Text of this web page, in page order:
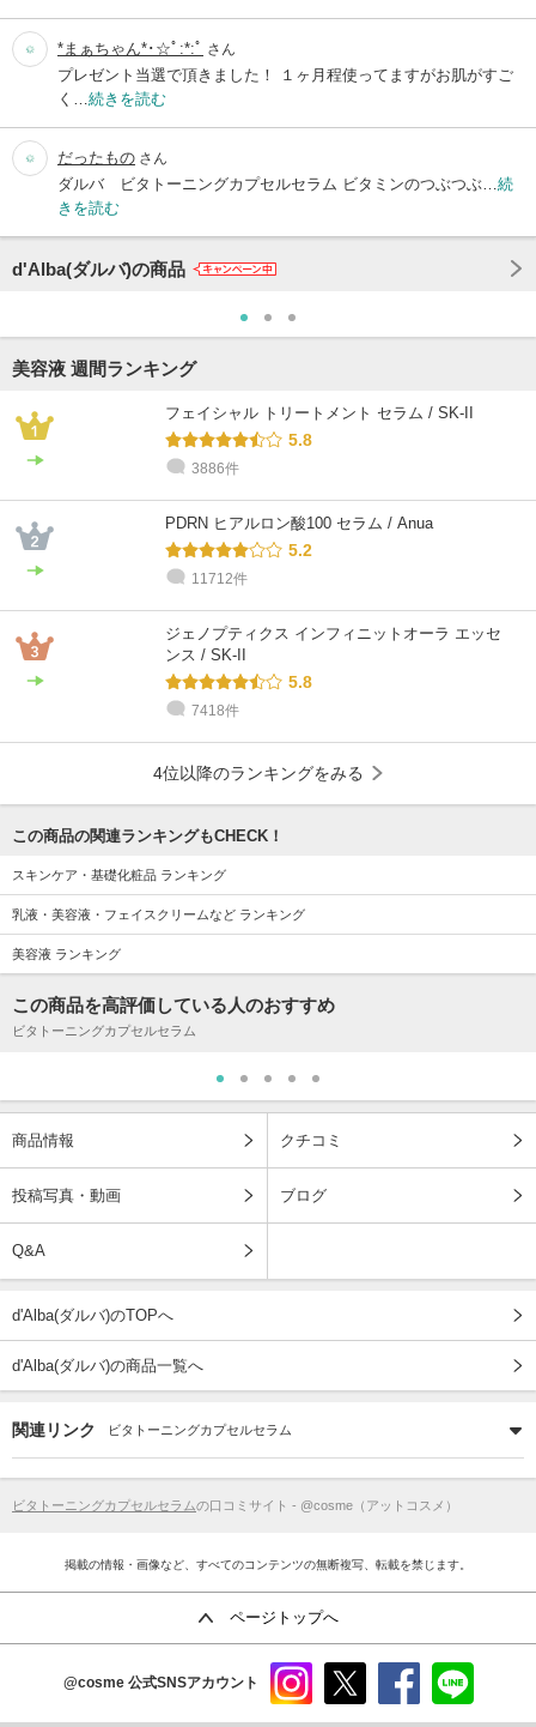
*まぁちゃん*･☆ﾟ:*:ﾟ さん
プレゼント当選で頂きました！ １ヶ月程使ってますがお肌がすご
く… 続きを読む
だったもの さん
ダルバ ビタトーニングカプセルセラム ビタミンのつぶつぶ… 続
きを読む
d'Alba(ダルバ)の商品
美容液 週間ランキング
フェイシャル トリートメント セラム / SK-II
5.8
3886件
PDRN ヒアルロン酸100 セラム / Anua
5.2
11712件
ジェノプティクス インフィニットオーラ エッセ
ンス / SK-II
5.8
7418件
4位以降のランキングをみる
この商品の関連ランキングもCHECK！
スキンケア・基礎化粧品 ランキング
乳液・美容液・フェイスクリームなど ランキング
美容液 ランキング
この商品を高評価している人のおすすめ
ビタトーニングカプセルセラム
商品情報 クチコミ
投稿写真・動画 ブログ
Q&A
d'Alba(ダルバ)のTOPへ
d'Alba(ダルバ)の商品一覧へ
関連リンク ビタトーニングカプセルセラム
ビタトーニングカプセルセラムの口コミサイト - @cosme（アットコスメ）
掲載の情報・画像など、すべてのコンテンツの無断複写、転載を禁じます。
ページトップへ
@cosme 公式SNSアカウント